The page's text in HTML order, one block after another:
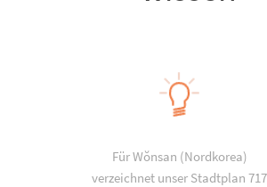
Für Wŏnsan (Nordkorea)
verzeichnet unser Stadtplan 717